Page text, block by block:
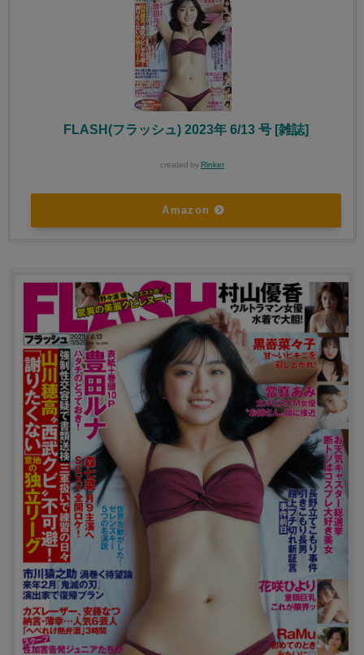
FLASH(フラッシュ) 2023年 6/13 号 [雑誌]
created by Rinker
Amazon